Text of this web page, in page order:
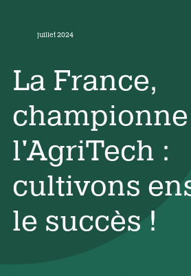
juillet 2024
La France,
l'AgriTech :
cultivons
le succès !